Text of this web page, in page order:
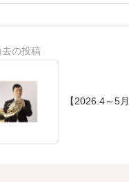
【2026.4～5